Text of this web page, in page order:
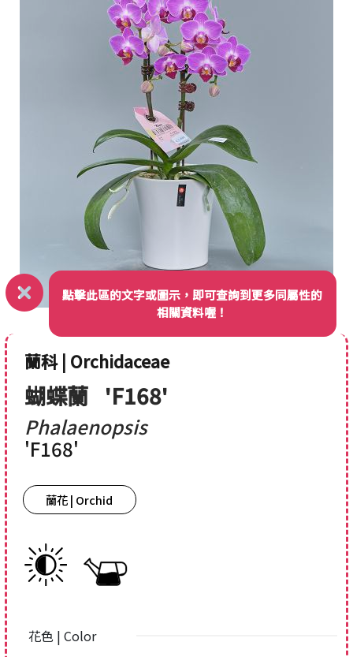
點擊此區的文字或圖示，即可查詢到更多同屬性的
相關資料喔！
蘭科 | Orchidaceae
蝴蝶蘭 'F168'
Phalaenopsis
'F168'
蘭花 | Orchid
花色 | Color